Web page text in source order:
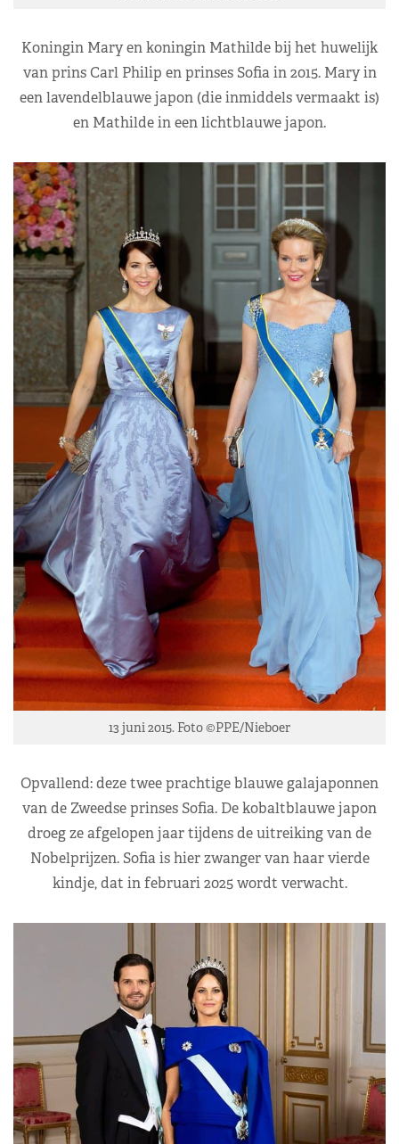
Koningin Mary en koningin Mathilde bij het huwelijk
van prins Carl Philip en prinses Sofia in 2015. Mary in
een lavendelblauwe japon (die inmiddels vermaakt is)
en Mathilde in een lichtblauwe japon.
13 juni 2015. Foto ©PPE/Nieboer
Opvallend: deze twee prachtige blauwe galajaponnen
van de Zweedse prinses Sofia. De kobaltblauwe japon
droeg ze afgelopen jaar tijdens de uitreiking van de
Nobelprijzen. Sofia is hier zwanger van haar vierde
kindje, dat in februari 2025 wordt verwacht.